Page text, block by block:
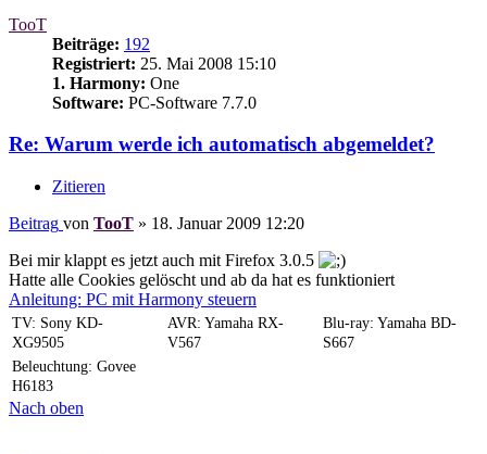
TooT
Beiträge: 192
Registriert: 25. Mai 2008 15:10
1. Harmony: One
Software: PC-Software 7.7.0
Re: Warum werde ich automatisch abgemeldet?
Zitieren
Beitrag von TooT » 18. Januar 2009 12:20
Bei mir klappt es jetzt auch mit Firefox 3.0.5
Hatte alle Cookies gelöscht und ab da hat es funktioniert
Anleitung: PC mit Harmony steuern
TV: Sony KD-
XG9505
AVR: Yamaha RX-
V567
Blu-ray: Yamaha BD-
S667
Beleuchtung: Govee
H6183
Nach oben